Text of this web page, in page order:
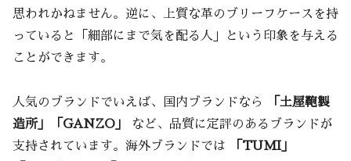
思われかねません。逆に、上質な革のブリーフケースを持
っていると「細部にまで気を配る人」という印象を与える
ことができます。
人気のブランドでいえば、国内ブランドなら
「土屋鞄製
造所」「GANZO」
など、品質に定評のあるブランドが
支持されています。海外ブランドでは
「TUMI」